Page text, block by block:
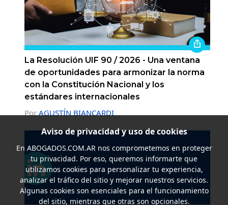
La Resolución UIF 90 / 2026 - Una ventana
de oportunidades para armonizar la norma
con la Constitución Nacional y los
estándares internacionales
Por AGUSTÍN BIANCARDI
Aviso de privacidad y uso de cookies
En ABOGADOS.COM.ARnos comprometemos en proteger
tu privacidad. Por eso, queremos informarte que
utilizamos cookies para personalizar tu experiencia,
analizar el tráfico del sitio y mejorar nuestros servicios.
Algunas cookies son esenciales para el funcionamiento
del sitio, mientras que otras son opcionales.